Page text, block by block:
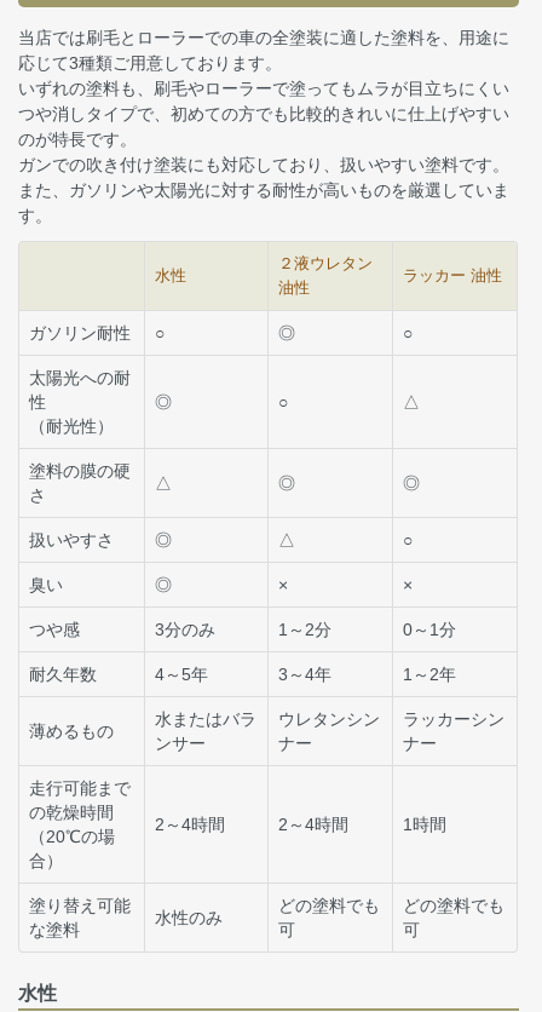
当店では刷毛とローラーでの車の全塗装に適した塗料を、用途に
応じて3種類ご用意しております。
いずれの塗料も、刷毛やローラーで塗ってもムラが目立ちにくい
つや消しタイプで、初めての方でも比較的きれいに仕上げやすい
のが特長です。
ガンでの吹き付け塗装にも対応しており、扱いやすい塗料です。
また、ガソリンや太陽光に対する耐性が高いものを厳選していま
す。
水性
２液ウレタン
油性
ラッカー 油性
ガソリン耐性 ○ ◎ ○
太陽光への耐
性
（耐光性）
◎ ○ △
塗料の膜の硬
さ
△ ◎ ◎
扱いやすさ ◎ △ ○
臭い ◎ × ×
つや感 3分のみ 1～2分 0～1分
耐久年数 4～5年 3～4年 1～2年
薄めるもの
水またはバラ
ンサー
ウレタンシン
ナー
ラッカーシン
ナー
走行可能まで
の乾燥時間
（20℃の場
合）
2～4時間 2～4時間 1時間
塗り替え可能
な塗料
水性のみ
どの塗料でも
可
どの塗料でも
可
水性